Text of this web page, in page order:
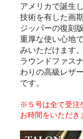
アメリカで誕生
技術を有した画
ジッパーの復刻版
重厚な使い心地
みいただけます。
ラウンドファス
わりの高級レザ
です。
※５号は全て受注
お時間をいただき